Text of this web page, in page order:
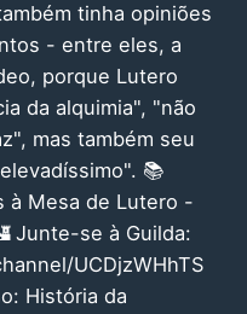
tinha opiniões
- entre eles, a
porque Lutero
da alquimia", "não
mas também seu
📚
à Mesa de Lutero -
Junte-se à Guilda:
UCDjzWHhTS
História da